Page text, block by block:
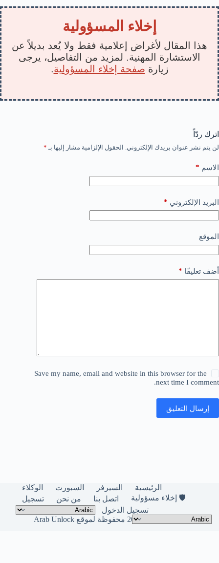
إخلاء المسؤولية
هذا المقال لأغراض إعلامية فقط ولا يُعد بديلاً عن
الاستشارة المهنية. لمزيد من التفاصيل، يرجى
زيارة صفحة إخلاء المسؤولية.
اترك ردّاً
لن يتم نشر عنوان بريدك الإلكتروني. الحقول الإلزامية مشار إليها بـ *
الاسم *
البريد الإلكتروني *
الموقع
أضف تعليقًا *
Save my name, email and website in this browser for the
next time I comment.
إرسال التعليق
الرئيسية السيرفر السبورت
الوكلاء
🛡️ إخلاء مسؤولية
اتصل بنا من نحن
تسجيل
تسجيل الدخول
حقوق النشر © لعام 2026 محفوظة لموقع Arab Unlock